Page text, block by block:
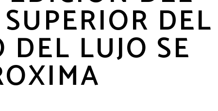
DEL
LUJO SE